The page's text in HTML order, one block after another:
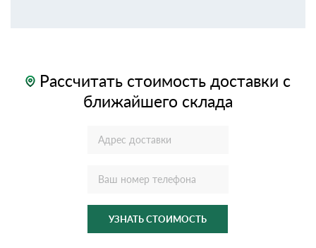
Рассчитать стоимость доставки с
ближайшего склада
УЗНАТЬ СТОИМОСТЬ